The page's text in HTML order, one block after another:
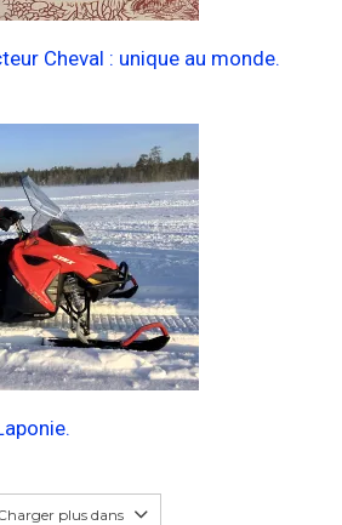
Cheval : unique au monde.
plus dans